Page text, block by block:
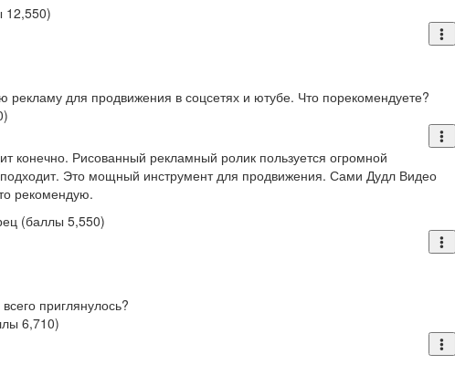
12,550)
рекламу для продвижения в соцсетях и ютубе. Что порекомендуете?
)
конечно. Рисованный рекламный ролик пользуется огромной
Это мощный инструмент для продвижения. Сами Дудл Видео
рекомендую.
(баллы 5,550)
приглянулось?
6,710)